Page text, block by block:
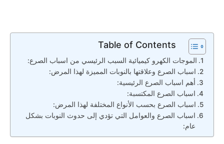
Table of Contents
الموجات الكهرو كيميائية السبب الرئيسي من اسباب الصرع:
اسباب الصرع وعلاقتها بالنوبات المميزة لهذا المرض:
أهم اسباب الصرع الرئيسية:
اسباب الصرع المكتسبة:
اسباب الصرع بحسب الأنواع المختلفة لهذا المرض:
اسباب الصرع والعوامل التي تؤدي إلى حدوث النوبات بشكل
عام: